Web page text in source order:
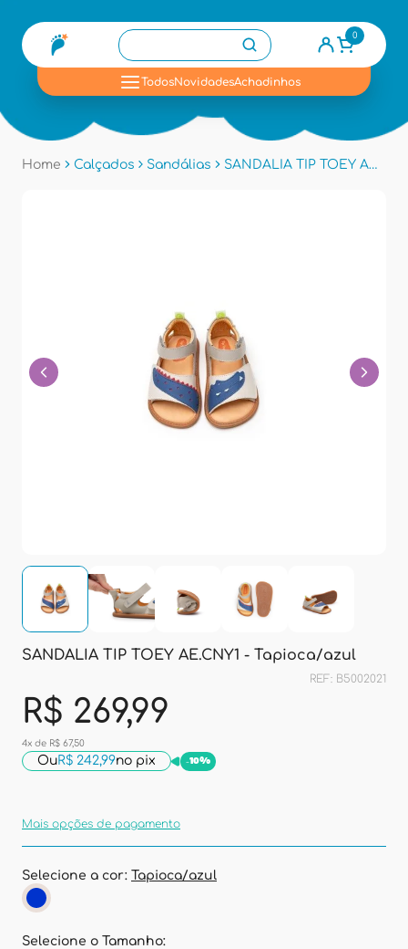
0
TodosNovidadesAchadinhos
Home Calçados Sandálias SANDALIA TIP TOEY AE.CNY1 - Tapioca/azul
SANDALIA TIP TOEY AE.CNY1 - Tapioca/azul
REF: B5002021
R$ 269,99
4x de R$ 67,50
OuR$ 242,99no pix -10%
Mais opções de pagamento
Selecione a cor: Tapioca/azul
Selecione o Tamanho: